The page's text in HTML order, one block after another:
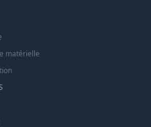
matérielle